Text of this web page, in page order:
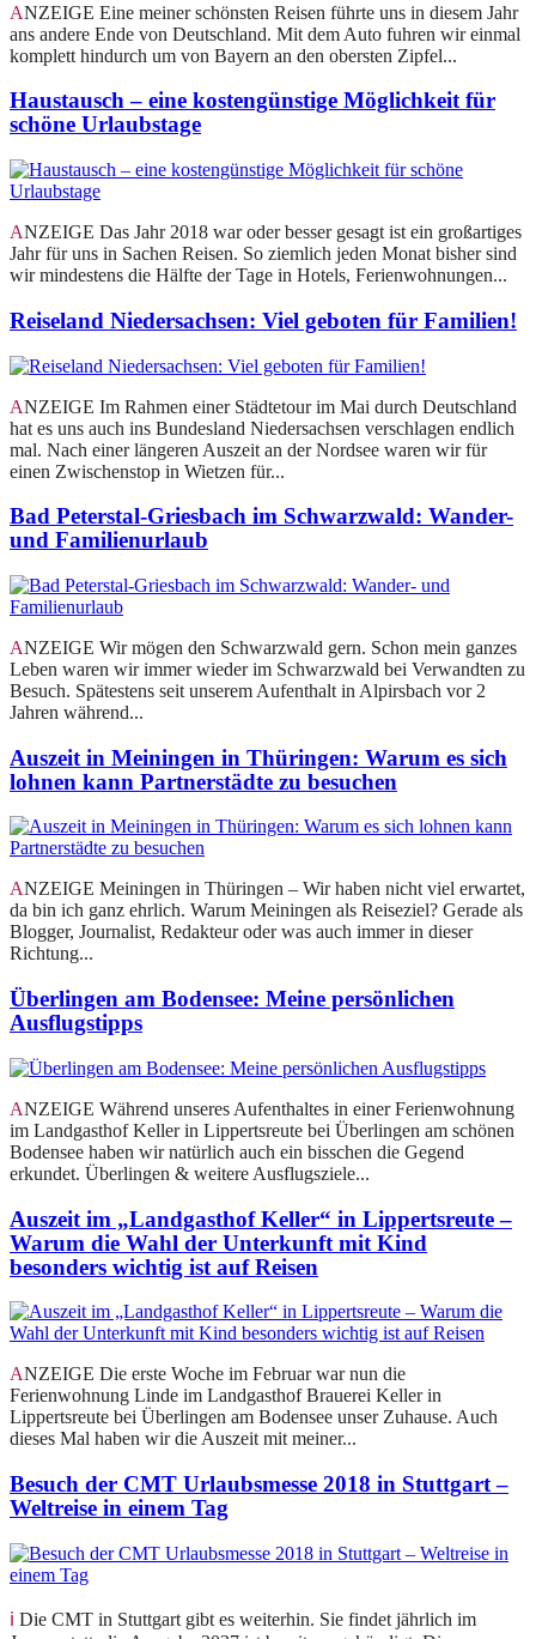
ANZEIGE Eine meiner schönsten Reisen führte uns in diesem Jahr
ans andere Ende von Deutschland. Mit dem Auto fuhren wir einmal
komplett hindurch um von Bayern an den obersten Zipfel...
Haustausch – eine kostengünstige Möglichkeit für
schöne Urlaubstage
ANZEIGE Das Jahr 2018 war oder besser gesagt ist ein großartiges
Jahr für uns in Sachen Reisen. So ziemlich jeden Monat bisher sind
wir mindestens die Hälfte der Tage in Hotels, Ferienwohnungen...
Reiseland Niedersachsen: Viel geboten für Familien!
ANZEIGE Im Rahmen einer Städtetour im Mai durch Deutschland
hat es uns auch ins Bundesland Niedersachsen verschlagen endlich
mal. Nach einer längeren Auszeit an der Nordsee waren wir für
einen Zwischenstop in Wietzen für...
Bad Peterstal-Griesbach im Schwarzwald: Wander-
und Familienurlaub
ANZEIGE Wir mögen den Schwarzwald gern. Schon mein ganzes
Leben waren wir immer wieder im Schwarzwald bei Verwandten zu
Besuch. Spätestens seit unserem Aufenthalt in Alpirsbach vor 2
Jahren während...
Auszeit in Meiningen in Thüringen: Warum es sich
lohnen kann Partnerstädte zu besuchen
ANZEIGE Meiningen in Thüringen – Wir haben nicht viel erwartet,
da bin ich ganz ehrlich. Warum Meiningen als Reiseziel? Gerade als
Blogger, Journalist, Redakteur oder was auch immer in dieser
Richtung...
Überlingen am Bodensee: Meine persönlichen
Ausflugstipps
ANZEIGE Während unseres Aufenthaltes in einer Ferienwohnung
im Landgasthof Keller in Lippertsreute bei Überlingen am schönen
Bodensee haben wir natürlich auch ein bisschen die Gegend
erkundet. Überlingen & weitere Ausflugsziele...
Auszeit im „Landgasthof Keller“ in Lippertsreute –
Warum die Wahl der Unterkunft mit Kind
besonders wichtig ist auf Reisen
ANZEIGE Die erste Woche im Februar war nun die
Ferienwohnung Linde im Landgasthof Brauerei Keller in
Lippertsreute bei Überlingen am Bodensee unser Zuhause. Auch
dieses Mal haben wir die Auszeit mit meiner...
Besuch der CMT Urlaubsmesse 2018 in Stuttgart –
Weltreise in einem Tag
ℹ️ Die CMT in Stuttgart gibt es weiterhin. Sie findet jährlich im